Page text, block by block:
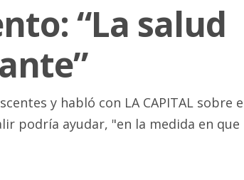
“La salud
y habló con LA CAPITAL
podría ayudar, "en la medida en